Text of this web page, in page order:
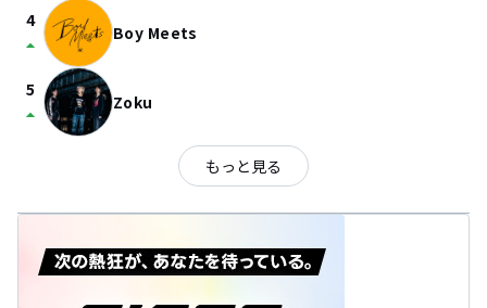
4
arrow_drop_up Boy Meets
5
arrow_drop_up Zoku
もっと見る